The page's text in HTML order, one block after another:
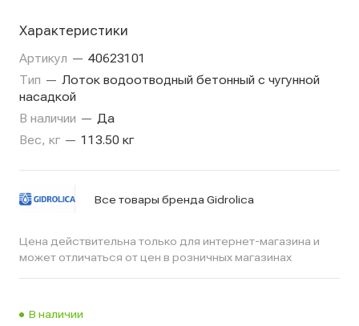
Характеристики
Артикул — 40623101
Тип — Лоток водоотводный бетонный с чугунной
насадкой
В наличии — Да
Вес, кг — 113.50 кг
Все товары бренда Gidrolica
Цена действительна только для интернет-магазина и
может отличаться от цен в розничных магазинах
В наличии